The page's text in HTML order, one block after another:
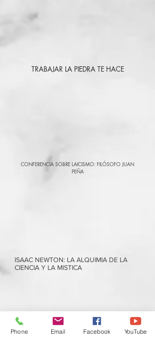
TRABAJAR LA PIEDRA TE HACE
CONFERENCIA SOBRE LAICISMO: FILÓSOFO JUAN
PEÑA
ISAAC NEWTON: LA ALQUIMIA DE LA
CIENCIA Y LA MISTICA
Phone Email Facebook YouTube